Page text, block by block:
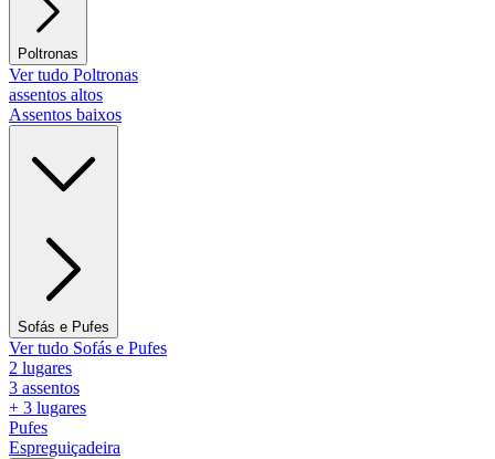
Poltronas
Ver tudo Poltronas
assentos altos
Assentos baixos
Sofás e Pufes
Ver tudo Sofás e Pufes
2 lugares
3 assentos
+ 3 lugares
Pufes
Espreguiçadeira